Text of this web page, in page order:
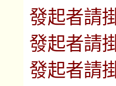
發起者請
發起者請
發起者請